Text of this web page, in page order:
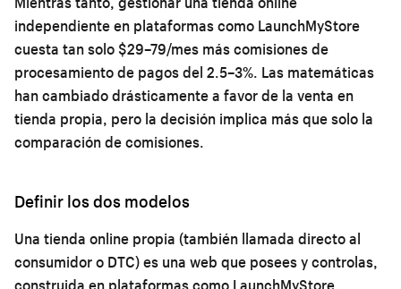
independiente en plataformas como LaunchMyStore
cuesta tan solo $29–79/mes más comisiones de
procesamiento de pagos del 2.5–3%. Las matemáticas
han cambiado drásticamente a favor de la venta en
tienda propia, pero la decisión implica más que solo la
comparación de comisiones.
Definir los dos modelos
Una tienda online propia (también llamada directo al
consumidor o DTC) es una web que posees y controlas,
construida en plataformas como LaunchMyStore,